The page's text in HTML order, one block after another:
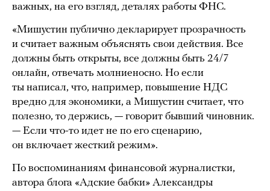
важных, на его взгляд, деталях работы ФНС.
«Мишустин публично декларирует прозрачность
и считает важным объяснять свои действия. Все
должны быть открыты, все должны быть 24/7
онлайн, отвечать молниеносно. Но если
ты написал, что, например, повышение НДС
вредно для экономики, а Мишустин считает, что
полезно, то держись, — говорит бывший чиновник.
— Если что-то идет не по его сценарию,
он включает жесткий режим».
По воспоминаниям финансовой журналистки,
автора блога «Адские бабки» Александры